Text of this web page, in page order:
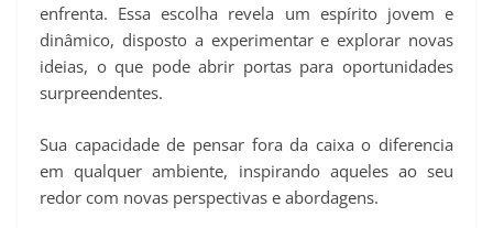
enfrenta. Essa escolha revela um espírito jovem e
dinâmico, disposto a experimentar e explorar novas
ideias, o que pode abrir portas para oportunidades
surpreendentes.
Sua capacidade de pensar fora da caixa o diferencia
em qualquer ambiente, inspirando aqueles ao seu
redor com novas perspectivas e abordagens.